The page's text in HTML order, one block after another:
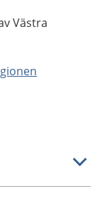
Västra